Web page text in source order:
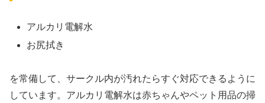
アルカリ電解水
お尻拭き
を常備して、サークル内が汚れたらすぐ対応できるように
しています。アルカリ電解水は赤ちゃんやペット用品の掃